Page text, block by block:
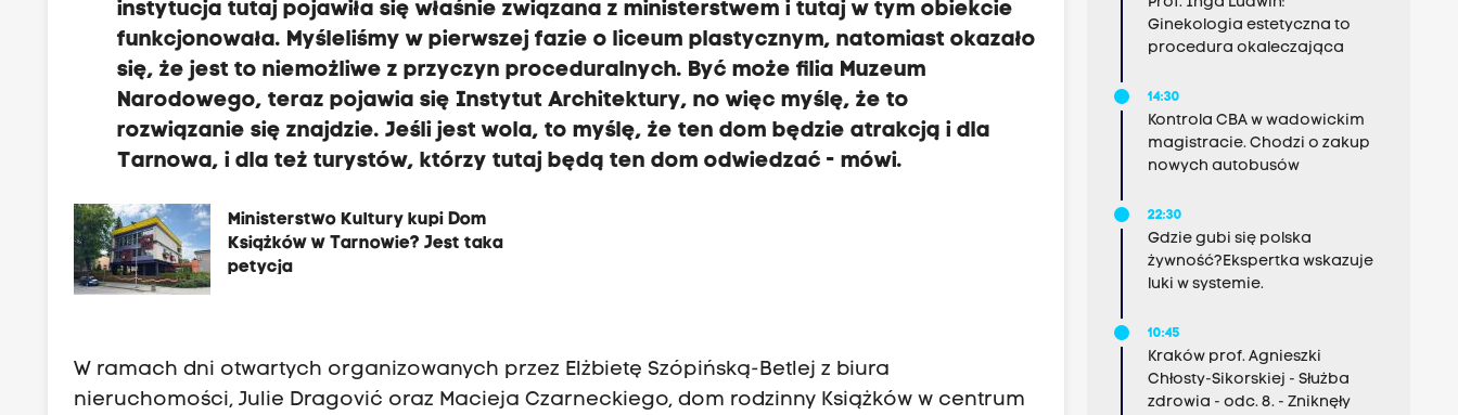
instytucja tutaj pojawiła się właśnie związana z ministerstwem i tutaj w tym obiekcie
funkcjonowała. Myśleliśmy w pierwszej fazie o liceum plastycznym, natomiast okazało
się, że jest to niemożliwe z przyczyn proceduralnych. Być może filia Muzeum
Narodowego, teraz pojawia się Instytut Architektury, no więc myślę, że to
rozwiązanie się znajdzie. Jeśli jest wola, to myślę, że ten dom będzie atrakcją i dla
Tarnowa, i dla też turystów, którzy tutaj będą ten dom odwiedzać- mówi.
Ministerstwo Kultury kupi Dom
Książków w Tarnowie? Jest taka
petycja
W ramach dni otwartych organizowanych przez Elżbietę Szópińską-Betlej z biura
nieruchomości, Julie Dragović oraz Macieja Czarneckiego, dom rodzinny Książków w centrum
Ginekologia estetyczna to
procedura okaleczająca
14:30
Kontrola CBA w wadowickim
magistracie. Chodzi o zakup
nowych autobusów
22:30
Gdzie gubi się polska
żywność?Ekspertka wskazuje
luki w systemie.
10:45
Kraków prof. Agnieszki
Chłosty-Sikorskiej - Służba
zdrowia - odc. 8. - Zniknęły